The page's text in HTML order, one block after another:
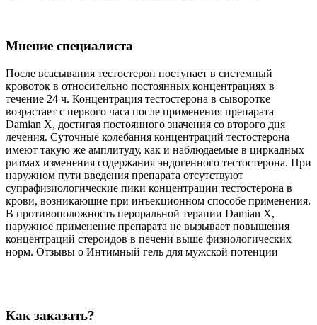
Мнение специалиста
После всасывания тестостерон поступает в системный
кровоток в относительно постоянных концентрациях в
течение 24 ч. Концентрация тестостерона в сыворотке
возрастает с первого часа после применения препарата
Damian X, достигая постоянного значения со второго дня
лечения. Суточные колебания концентраций тестостерона
имеют такую же амплитуду, как и наблюдаемые в циркадных
ритмах изменения содержания эндогенного тестостерона. При
наружном пути введения препарата отсутствуют
супрафизиологические пики концентрации тестостерона в
крови, возникающие при инъекционном способе применения.
В противоположность пероральной терапии Damian X,
наружное применение препарата не вызывает повышения
концентраций стероидов в печени выше физиологических
норм. Отзывы о Интимный гель для мужской потенции
Как заказать?